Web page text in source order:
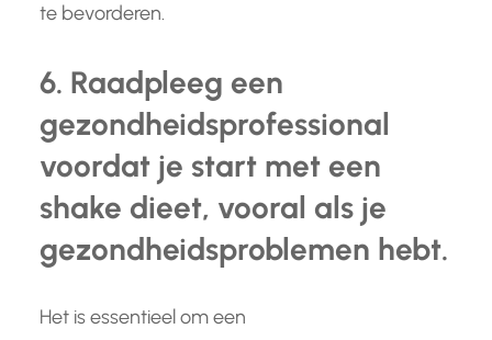
te bevorderen.
6. Raadpleeg een
gezondheidsprofessional
voordat je start met een
shake dieet, vooral als je
gezondheidsproblemen hebt.
Het is essentieel om een